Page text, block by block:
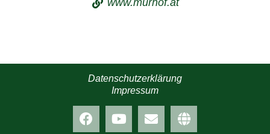
www.murhof.at
Datenschutzerklärung
Impressum